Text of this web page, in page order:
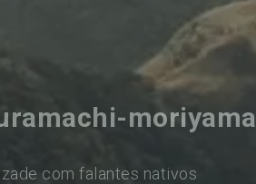
moriyama
com falantes nativos